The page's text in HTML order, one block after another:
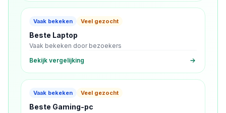
Vaak bekeken Veel gezocht
Beste Laptop
Vaak bekeken door bezoekers
Bekijk vergelijking
Vaak bekeken Veel gezocht
Beste Gaming-pc